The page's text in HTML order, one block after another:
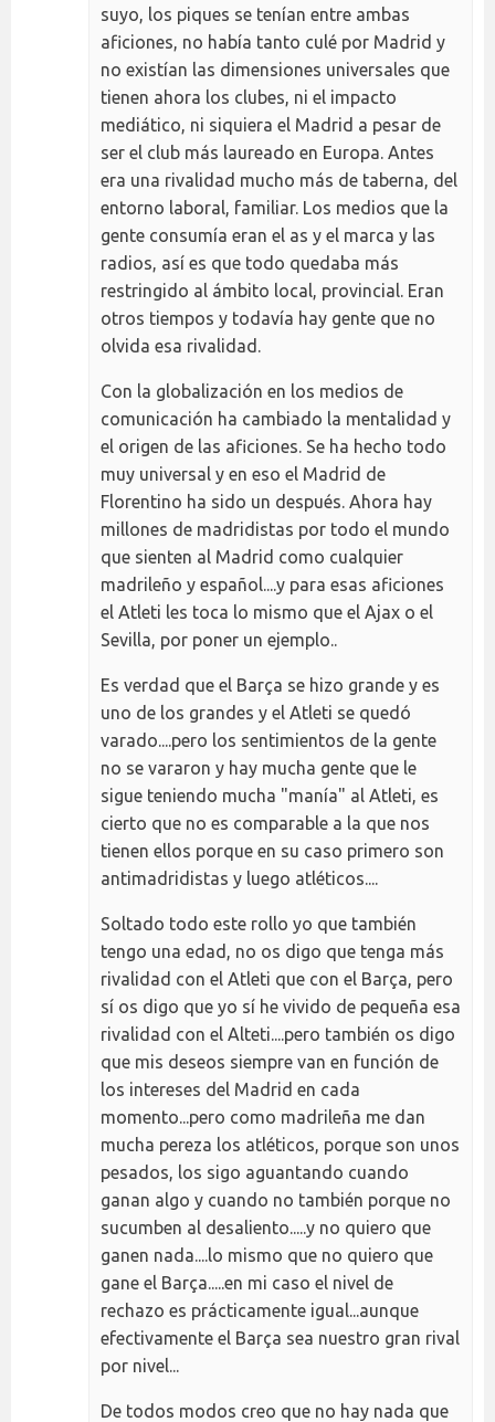
suyo, los piques se tenían entre ambas
aficiones, no había tanto culé por Madrid y
no existían las dimensiones universales que
tienen ahora los clubes, ni el impacto
mediático, ni siquiera el Madrid a pesar de
ser el club más laureado en Europa. Antes
era una rivalidad mucho más de taberna, del
entorno laboral, familiar. Los medios que la
gente consumía eran el as y el marca y las
radios, así es que todo quedaba más
restringido al ámbito local, provincial. Eran
otros tiempos y todavía hay gente que no
olvida esa rivalidad.
Con la globalización en los medios de
comunicación ha cambiado la mentalidad y
el origen de las aficiones. Se ha hecho todo
muy universal y en eso el Madrid de
Florentino ha sido un después. Ahora hay
millones de madridistas por todo el mundo
que sienten al Madrid como cualquier
madrileño y español....y para esas aficiones
el Atleti les toca lo mismo que el Ajax o el
Sevilla, por poner un ejemplo..
Es verdad que el Barça se hizo grande y es
uno de los grandes y el Atleti se quedó
varado....pero los sentimientos de la gente
no se vararon y hay mucha gente que le
sigue teniendo mucha "manía" al Atleti, es
cierto que no es comparable a la que nos
tienen ellos porque en su caso primero son
antimadridistas y luego atléticos....
Soltado todo este rollo yo que también
tengo una edad, no os digo que tenga más
rivalidad con el Atleti que con el Barça, pero
sí os digo que yo sí he vivido de pequeña esa
rivalidad con el Alteti....pero también os digo
que mis deseos siempre van en función de
los intereses del Madrid en cada
momento...pero como madrileña me dan
mucha pereza los atléticos, porque son unos
pesados, los sigo aguantando cuando
ganan algo y cuando no también porque no
sucumben al desaliento.....y no quiero que
ganen nada....lo mismo que no quiero que
gane el Barça.....en mi caso el nivel de
rechazo es prácticamente igual...aunque
efectivamente el Barça sea nuestro gran rival
por nivel...
De todos modos creo que no hay nada que